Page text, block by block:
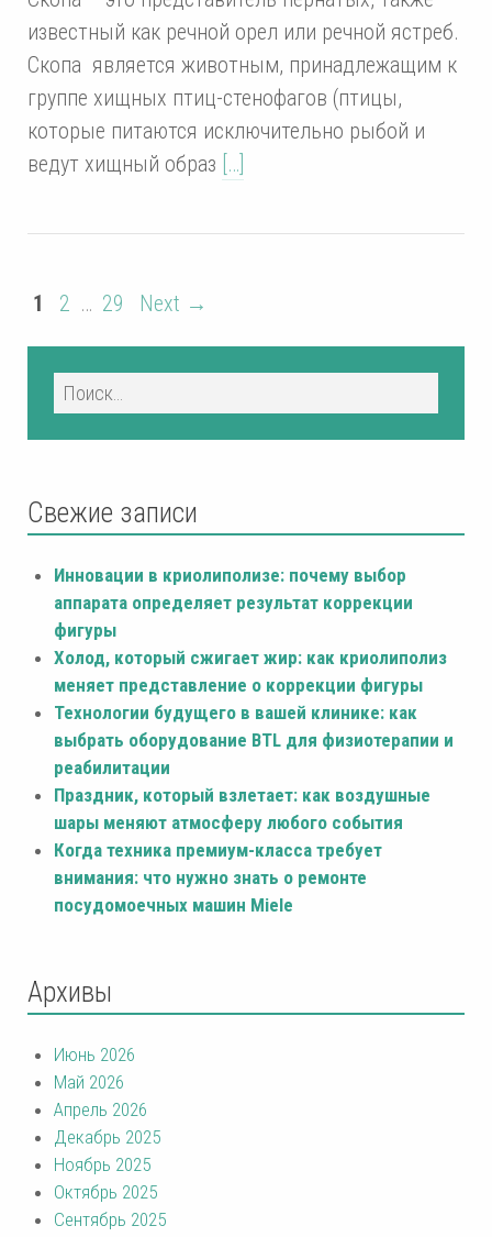
известный как речной орел или речной ястреб.
Скопа является животным, принадлежащим к
группе хищных птиц-стенофагов (птицы,
которые питаются исключительно рыбой и
ведут хищный образ […]
1 2 … 29 Next →
Свежие записи
Инновации в криолиполизе: почему выбор
аппарата определяет результат коррекции
фигуры
Холод, который сжигает жир: как криолиполиз
меняет представление о коррекции фигуры
Технологии будущего в вашей клинике: как
выбрать оборудование BTL для физиотерапии и
реабилитации
Праздник, который взлетает: как воздушные
шары меняют атмосферу любого события
Когда техника премиум-класса требует
внимания: что нужно знать о ремонте
посудомоечных машин Miele
Архивы
Июнь 2026
Май 2026
Апрель 2026
Декабрь 2025
Ноябрь 2025
Октябрь 2025
Сентябрь 2025